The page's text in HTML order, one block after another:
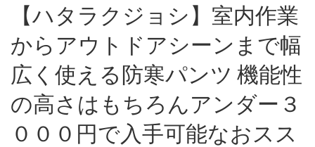
【ハタラクジョシ】室内作業
からアウトドアシーンまで幅
広く使える防寒パンツ 機能性
の高さはもちろんアンダー３
０００円で入手可能なおスス